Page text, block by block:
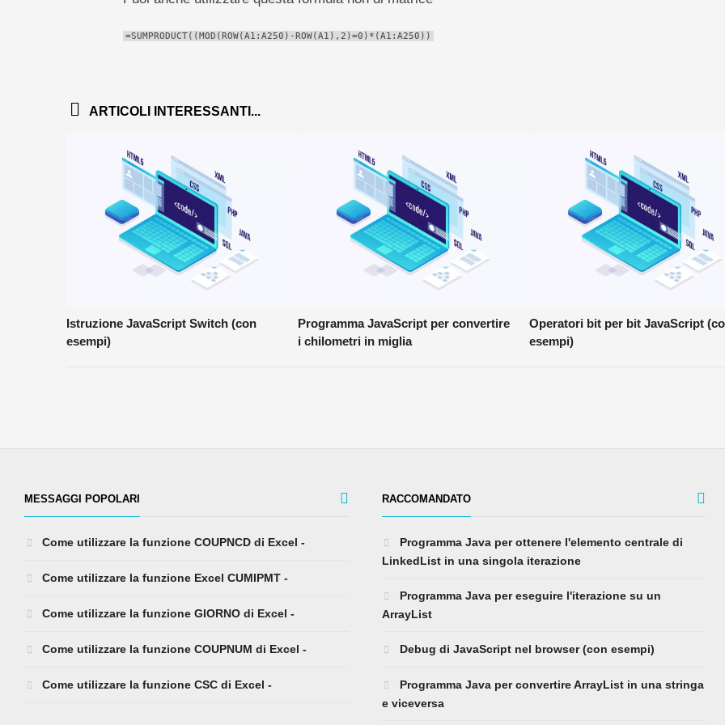
=SUMPRODUCT((MOD(ROW(A1:A250)-ROW(A1),2)=0)*(A1:A250))
ARTICOLI INTERESSANTI...
Istruzione JavaScript Switch (con
esempi)
Programma JavaScript per convertire
i chilometri in miglia
Operatori bit per bit JavaScript
esempi)
MESSAGGI POPOLARI
Come utilizzare la funzione COUPNCD di Excel -
Come utilizzare la funzione Excel CUMIPMT -
Come utilizzare la funzione GIORNO di Excel -
Come utilizzare la funzione COUPNUM di Excel -
Come utilizzare la funzione CSC di Excel -
RACCOMANDATO
Programma Java per ottenere l'elemento centrale di
LinkedList in una singola iterazione
Programma Java per eseguire l'iterazione su un
ArrayList
Debug di JavaScript nel browser (con esempi)
Programma Java per convertire ArrayList in una stringa
e viceversa